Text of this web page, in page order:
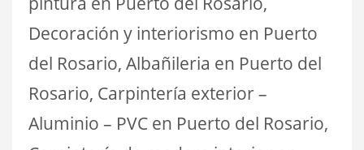
Decoración y interiorismo en Puerto
del Rosario, Albañileria en Puerto del
Rosario, Carpintería exterior –
Aluminio – PVC en Puerto del Rosario,